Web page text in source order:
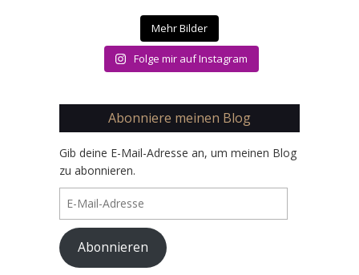
Mehr Bilder
Folge mir auf Instagram
Abonniere meinen Blog
Gib deine E-Mail-Adresse an, um meinen Blog
zu abonnieren.
Mail-
Adresse
Abonnieren